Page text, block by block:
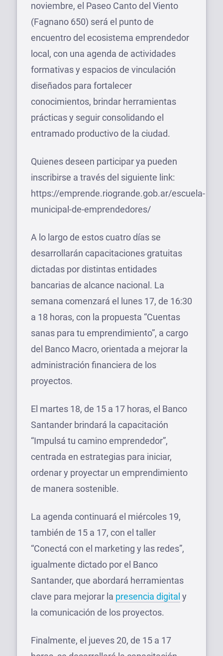
noviembre, el Paseo Canto del Viento
(Fagnano 650) será el punto de
encuentro del ecosistema emprendedor
local, con una agenda de actividades
formativas y espacios de vinculación
diseñados para fortalecer
conocimientos, brindar herramientas
prácticas y seguir consolidando el
entramado productivo de la ciudad.
Quienes deseen participar ya pueden
inscribirse a través del siguiente link:
https://emprende.riogrande.gob.ar/escuela-
municipal-de-emprendedores/
A lo largo de estos cuatro días se
desarrollarán capacitaciones gratuitas
dictadas por distintas entidades
bancarias de alcance nacional. La
semana comenzará el lunes 17, de 16:30
a 18 horas, con la propuesta “Cuentas
sanas para tu emprendimiento”, a cargo
del Banco Macro, orientada a mejorar la
administración financiera de los
proyectos.
El martes 18, de 15 a 17 horas, el Banco
Santander brindará la capacitación
“Impulsá tu camino emprendedor”,
centrada en estrategias para iniciar,
ordenar y proyectar un emprendimiento
de manera sostenible.
La agenda continuará el miércoles 19,
también de 15 a 17, con el taller
“Conectá con el marketing y las redes”,
igualmente dictado por el Banco
Santander, que abordará herramientas
clave para mejorar la presencia digital y
la comunicación de los proyectos.
Finalmente, el jueves 20, de 15 a 17